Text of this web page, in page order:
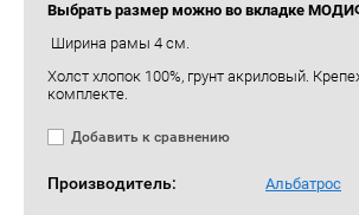
Выбрать размер можно во вкладке
Ширина рамы 4 см.
Холст хлопок 100%, грунт акриловый.
комплекте.
Добавить к сравнению
Производитель: Альбатрос